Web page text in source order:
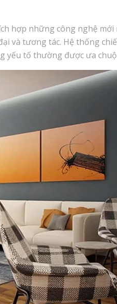
hợp những công nghệ
và tương tác. Hệ thống
yếu tố thường được ưa